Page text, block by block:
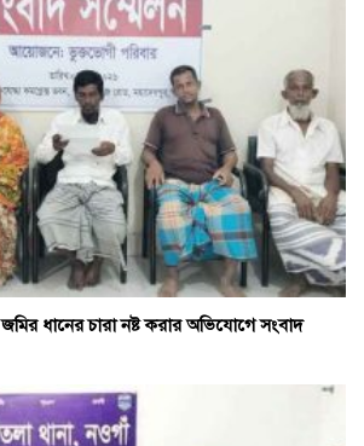
ধানের চারা নষ্ট করার অভিযোগে সংবাদ